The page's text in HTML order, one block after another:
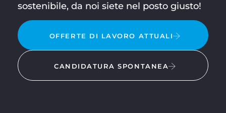
sostenibile, da noi siete nel posto giusto!
OFFERTE DI LAVORO ATTUALI
CANDIDATURA SPONTANEA